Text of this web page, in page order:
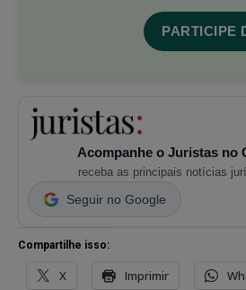
PARTICIPE
Acompanhe o Juristas no
receba as principais notícias
Seguir no Google
Compartilhe isso:
X Imprimir